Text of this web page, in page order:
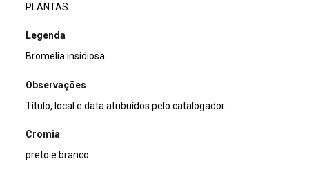
PLANTAS
Legenda
Bromelia insidiosa
Observações
Título, local e data atribuídos pelo catalogador
Cromia
preto e branco